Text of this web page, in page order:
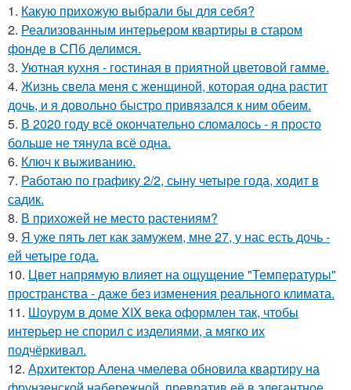
1. Какую прихожую выбрали бы для себя?
2. Реализованным интерьером квартиры в старом
фонде в СПб делимся.
3. Уютная кухня - гостиная в приятной цветовой гамме.
4. Жизнь свела меня с женщиной, которая одна растит
дочь, и я довольно быстро привязался к ним обеим.
5. В 2020 году всё окончательно сломалось - я просто
больше не тянула всё одна.
6. Ключ к выживанию.
7. Работаю по графику 2/2, сыну четыре года, ходит в
садик.
8. В прихожей не место растениям?
9. Я уже пять лет как замужем, мне 27, у нас есть дочь -
ей четыре года.
10. Цвет напрямую влияет на ощущение "Температуры"
пространства - даже без изменения реального климата.
11. Шоурум в доме XIX века оформлен так, чтобы
интерьер не спорил с изделиями, а мягко их
подчёркивал.
12. Архитектор Алена чмелева обновила квартиру на